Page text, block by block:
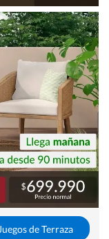
Juegos de Terraza